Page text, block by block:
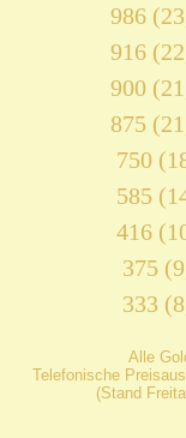
986
916
900
875
750
585
416
375
333
Alle
Telefonische
(Stand